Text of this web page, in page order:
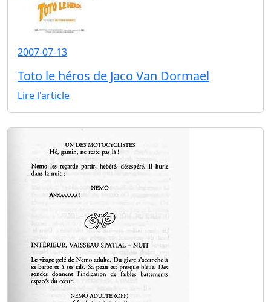
2007-07-13
Toto le héros de Jaco Van Dormael
Lire l'article